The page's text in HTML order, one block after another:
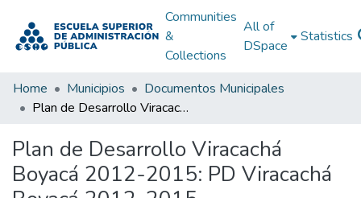
Communities
&
Collections
All of
DSpace
Statistics
Home Municipios
Documentos Municipales
Plan de Desarrollo Viracachá Boyacá 2012-2015: PD Viracachá Boyacá 2012-2015
Plan de Desarrollo Viracachá
Boyacá 2012-2015: PD Viracachá